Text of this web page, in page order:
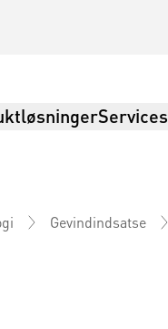
Services
Gevindindsatse